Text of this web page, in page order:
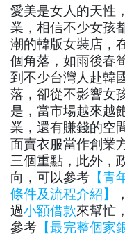
愛美是女人的天性
業，相信不少女孩
潮的韓版女裝店，
個角落，如雨後春
到不少台灣人赴韓
落，卻從不影響女
是，當市場越來越
業，還有賺錢的空
面賣衣服當作創業
三個重點，此外，
向，可以參考 【
條件及流程介紹】
過小額借款來幫忙
參考 【最完整個家